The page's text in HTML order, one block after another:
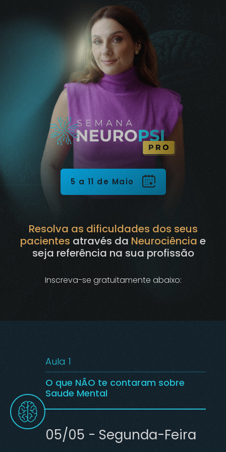
5 a 11 de Maio
Resolva as dificuldades dos seus
pacientes através da Neurociência e
seja referência na sua profissão
Inscreva-se gratuitamente abaixo:
Aula 1
O que NÃO te contaram sobre
Saude Mental
05/05 - Segunda-Feira